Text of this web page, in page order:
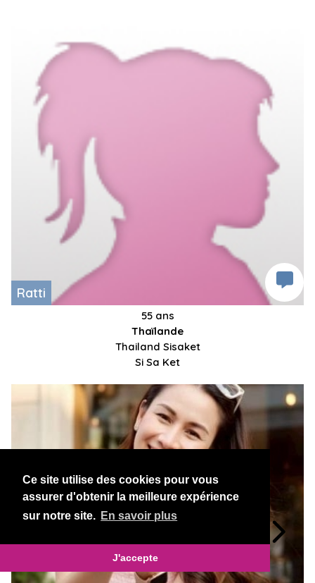
Ce site utilise des cookies pour vous
assurer d'obtenir la meilleure expérience
sur notre site. En savoir plus
J'accepte
Ratti
55 ans
Thaïlande
Thailand Sisaket
Si Sa Ket